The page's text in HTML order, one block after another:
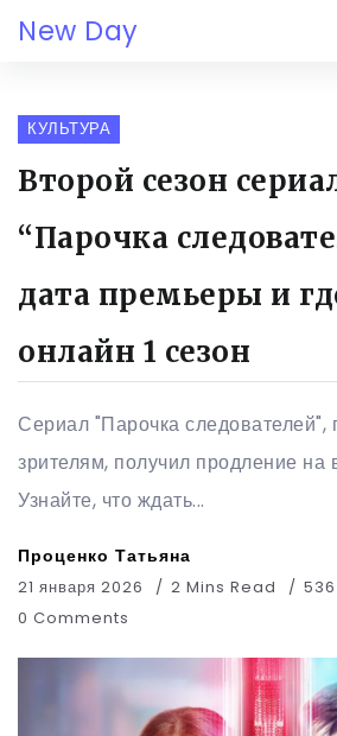
New Day
КУЛЬТУРА
Второй сезон
“Парочка
дата премьеры и
онлайн 1 сезон
Сериал "Парочка
зрителям, получил продление на
Узнайте, что ждать...
Проценко Татьяна
21 января 2026 2 Mins Read
0 Comments